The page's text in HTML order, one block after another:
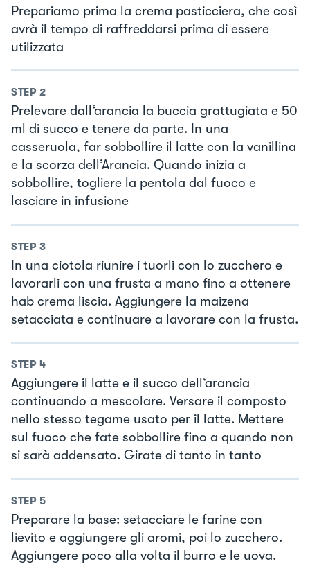
Prepariamo prima la crema pasticciera, che così
avrà il tempo di raffreddarsi prima di essere
utilizzata
STEP 2
Prelevare dall‘arancia la buccia grattugiata e 50
ml di succo e tenere da parte. In una
casseruola, far sobbollire il latte con la vanillina
e la scorza dell’Arancia. Quando inizia a
sobbollire, togliere la pentola dal fuoco e
lasciare in infusione
STEP 3
In una ciotola riunire i tuorli con lo zucchero e
lavorarli con una frusta a mano fino a ottenere
hab crema liscia. Aggiungere la maizena
setacciata e continuare a lavorare con la frusta.
STEP 4
Aggiungere il latte e il succo dell‘arancia
continuando a mescolare. Versare il composto
nello stesso tegame usato per il latte. Mettere
sul fuoco che fate sobbollire fino a quando non
si sarà addensato. Girate di tanto in tanto
STEP 5
Preparare la base: setacciare le farine con
lievito e aggiungere gli aromi, poi lo zucchero.
Aggiungere poco alla volta il burro e le uova.